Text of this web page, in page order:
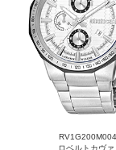
ロベルトカヴァ